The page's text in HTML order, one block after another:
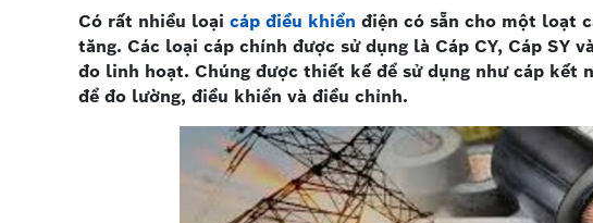
Có rất nhiều loại cáp điều khiển điện có sẵn cho một loạt
tăng. Các loại cáp chính được sử dụng là Cáp CY, Cáp SY
đo linh hoạt. Chúng được thiết kế để sử dụng như cáp
để đo lường, điều khiển và điều chỉnh.